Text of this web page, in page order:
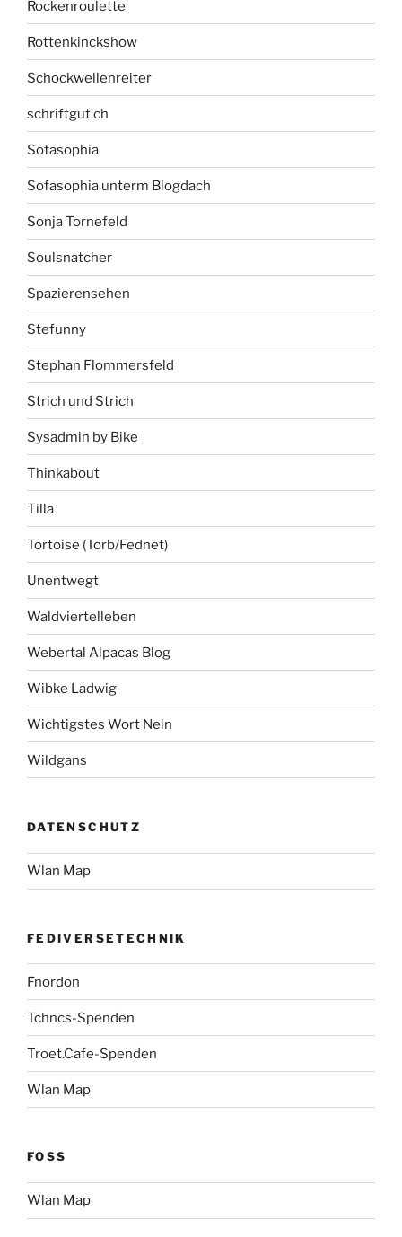
Rockenroulette
Rottenkinckshow
Schockwellenreiter
schriftgut.ch
Sofasophia
Sofasophia unterm Blogdach
Sonja Tornefeld
Soulsnatcher
Spazierensehen
Stefunny
Stephan Flommersfeld
Strich und Strich
Sysadmin by Bike
Thinkabout
Tilla
Tortoise (Torb/Fednet)
Unentwegt
Waldviertelleben
Webertal Alpacas Blog
Wibke Ladwig
Wichtigstes Wort Nein
Wildgans
DATENSCHUTZ
Wlan Map
FEDIVERSETECHNIK
Fnordon
Tchncs-Spenden
Troet.Cafe-Spenden
Wlan Map
FOSS
Wlan Map